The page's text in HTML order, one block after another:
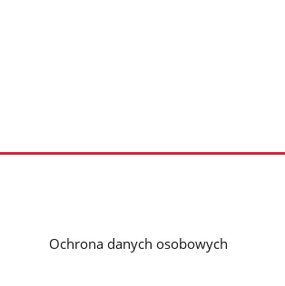
Ochrona danych osobowych